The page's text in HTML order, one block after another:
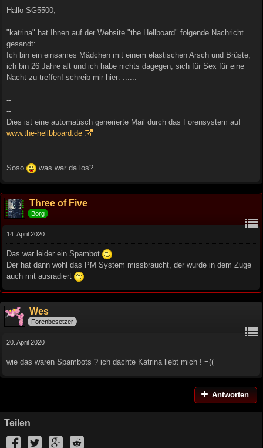
Hallo SG5500,
"katrina" hat Ihnen auf der Website "the Hellboard" folgende Nachricht
gesandt:
Ich bin ein einsames Mädchen mit einem elastischen Arsch und Brüste,
ich bin 26 Jahre alt und ich habe nichts dagegen, sich für Sex für eine
Nacht zu treffen! schreib mir hier: ......
--
--
Dies ist eine automatisch generierte Mail durch das Forensystem auf
www.the-hellbboard.de
Soso was war da los?
Three of Five
Borg
14. April 2020
Das war leider ein Spambot
Der hat dann wohl das PM System missbraucht, der wurde in dem Zuge
auch mit ausradiert
Wes
Forenbesetzer
20. April 2020
wie das waren Spambots ? ich dachte Katrina liebt mich ! =((
Antworten
Teilen